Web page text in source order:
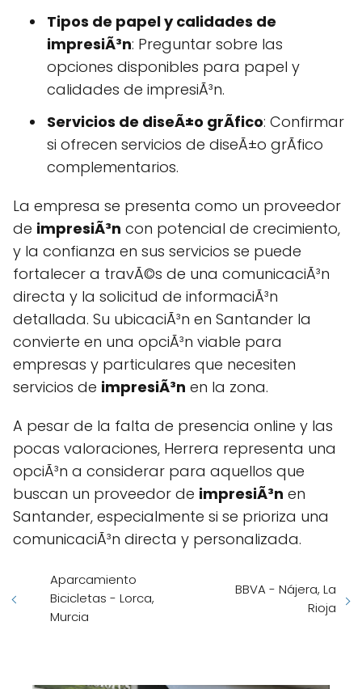
Tipos de papel y calidades de
impresiÃ³n: Preguntar sobre las
opciones disponibles para papel y
calidades de impresiÃ³n.
Servicios de diseÃ±o grÃfico: Confirmar
si ofrecen servicios de diseÃ±o grÃfico
complementarios.
La empresa se presenta como un proveedor
de impresiÃ³n con potencial de crecimiento,
y la confianza en sus servicios se puede
fortalecer a travÃ©s de una comunicaciÃ³n
directa y la solicitud de informaciÃ³n
detallada. Su ubicaciÃ³n en Santander la
convierte en una opciÃ³n viable para
empresas y particulares que necesiten
servicios de impresiÃ³n en la zona.
A pesar de la falta de presencia online y las
pocas valoraciones, Herrera representa una
opciÃ³n a considerar para aquellos que
buscan un proveedor de impresiÃ³n en
Santander, especialmente si se prioriza una
comunicaciÃ³n directa y personalizada.
Aparcamiento
Bicicletas - Lorca,
Murcia
BBVA - Nájera, La
Rioja